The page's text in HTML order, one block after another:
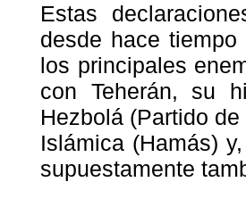
Estas
desde hace
los principales
con Teherán, su
Hezbolá (Partido
Islámica (Hamás)
supuestamente